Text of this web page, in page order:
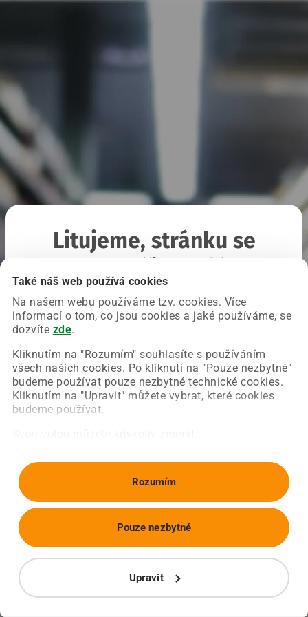
Také náš web používá cookies
Na našem webu používáme tzv. cookies. Více
informací o tom, co jsou cookies a jaké používáme, se
dozvíte zde.
Kliknutím na "Rozumím" souhlasíte s používáním
všech našich cookies. Po kliknutí na "Pouze nezbytné"
budeme používat pouze nezbytné technické cookies.
Kliknutím na "Upravit" můžete vybrat, které cookies
budeme používat.
Rozumím
Upravit
Pouze nezbytné
Litujeme, stránku se
Chyba nastala na naší straně a už ji opravujeme.
Zkuste prosím znovu načíst požadovanou stránku.
Obnovit stránku Úvodní strana